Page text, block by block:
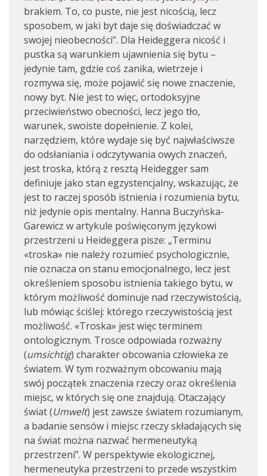
brakiem. To, co puste, nie jest nicością, lecz
sposobem, w jaki byt daje się doświadczać w
swojej nieobecności”. Dla Heideggera nicość i
pustka są warunkiem ujawnienia się bytu –
jedynie tam, gdzie coś zanika, wietrzeje i
rozmywa się, może pojawić się nowe znaczenie,
nowy byt. Nie jest to więc, ortodoksyjne
przeciwieństwo obecności, lecz jego tło,
warunek, swoiste dopełnienie. Z kolei,
narzędziem, które wydaje się być najwłaściwsze
do odsłaniania i odczytywania owych znaczeń,
jest troska, którą z resztą Heidegger sam
definiuje jako stan egzystencjalny, wskazując, że
jest to raczej sposób istnienia i rozumienia bytu,
niż jedynie opis mentalny. Hanna Buczyńska-
Garewicz w artykule poświęconym językowi
przestrzeni u Heideggera pisze: „Terminu
«troska» nie należy rozumieć psychologicznie,
nie oznacza on stanu emocjonalnego, lecz jest
określeniem sposobu istnienia takiego bytu, w
którym możliwość dominuje nad rzeczywistością,
lub mówiąc ściślej: którego rzeczywistością jest
możliwość. «Troska» jest więc terminem
ontologicznym. Trosce odpowiada rozważny
(umsichtig) charakter obcowania człowieka ze
światem. W tym rozważnym obcowaniu mają
swój początek znaczenia rzeczy oraz określenia
miejsc, w których się one znajdują. Otaczający
świat (Umwelt) jest zawsze światem rozumianym,
a badanie sensów i miejsc rzeczy składających się
na świat można nazwać hermeneutyką
przestrzeni”. W perspektywie ekologicznej,
hermeneutyka przestrzeni to przede wszystkim